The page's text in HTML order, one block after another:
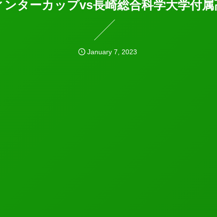
ンターカップvs長崎総合科学大学付属
January 7 2023